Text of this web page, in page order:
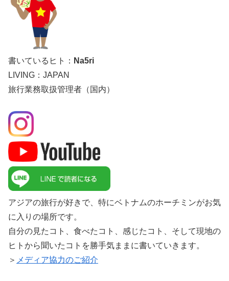
書いているヒト： Na5ri
LIVING：JAPAN
旅行業務取扱管理者（国内）
アジアの旅行が好きで、特にベトナムのホーチミンがお気
に入りの場所です。
自分の見たコト、食べたコト、感じたコト、そして現地の
ヒトから聞いたコトを勝手気ままに書いていきます。
＞ メディア協力のご紹介